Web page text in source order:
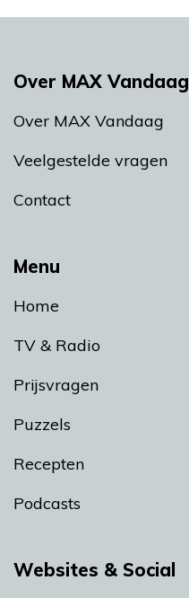
Menu
Home
TV & Radio
Prijsvragen
Puzzels
Recepten
Podcasts
Over MAX Vandaag
Over MAX Vandaag
Veelgestelde vragen
Contact
Websites & Social